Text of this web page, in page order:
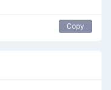
Copy